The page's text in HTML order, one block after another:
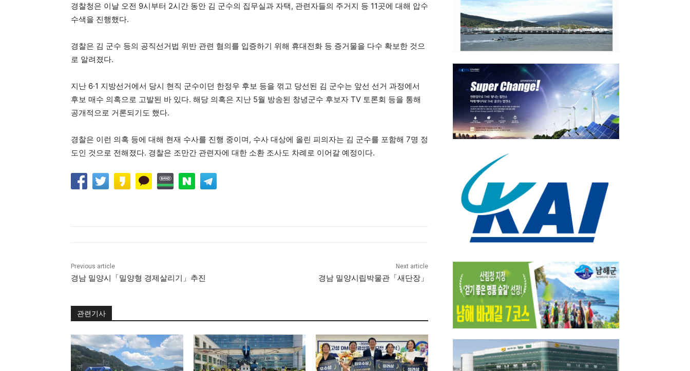
경찰청은 이날 오전 9시부터 2시간 동안 김 군수의 집무실과 자택, 관련자들의 주거지 등 11곳에 대해 압수
수색을 진행했다.
경찰은 김 군수 등의 공직선거법 위반 관련 혐의를 입증하기 위해 휴대전화 등 증거물을 다수 확보한 것으
로 알려졌다.
지난 6·1 지방선거에서 당시 현직 군수이던 한정우 후보 등을 꺾고 당선된 김 군수는 앞선 선거 과정에서
후보 매수 의혹으로 고발된 바 있다. 해당 의혹은 지난 5월 방송된 창녕군수 후보자 TV 토론회 등을 통해
공개적으로 거론되기도 했다.
경찰은 이런 의혹 등에 대해 현재 수사를 진행 중이며, 수사 대상에 올린 피의자는 김 군수를 포함해 7명 정
도인 것으로 전해졌다. 경찰은 조만간 관련자에 대한 소환 조사도 차례로 이어갈 예정이다.
Previous article
경남 밀양시「밀양형 경제살리기」추진
Next article
경남 밀양시립박물관「새단장」
관련기사